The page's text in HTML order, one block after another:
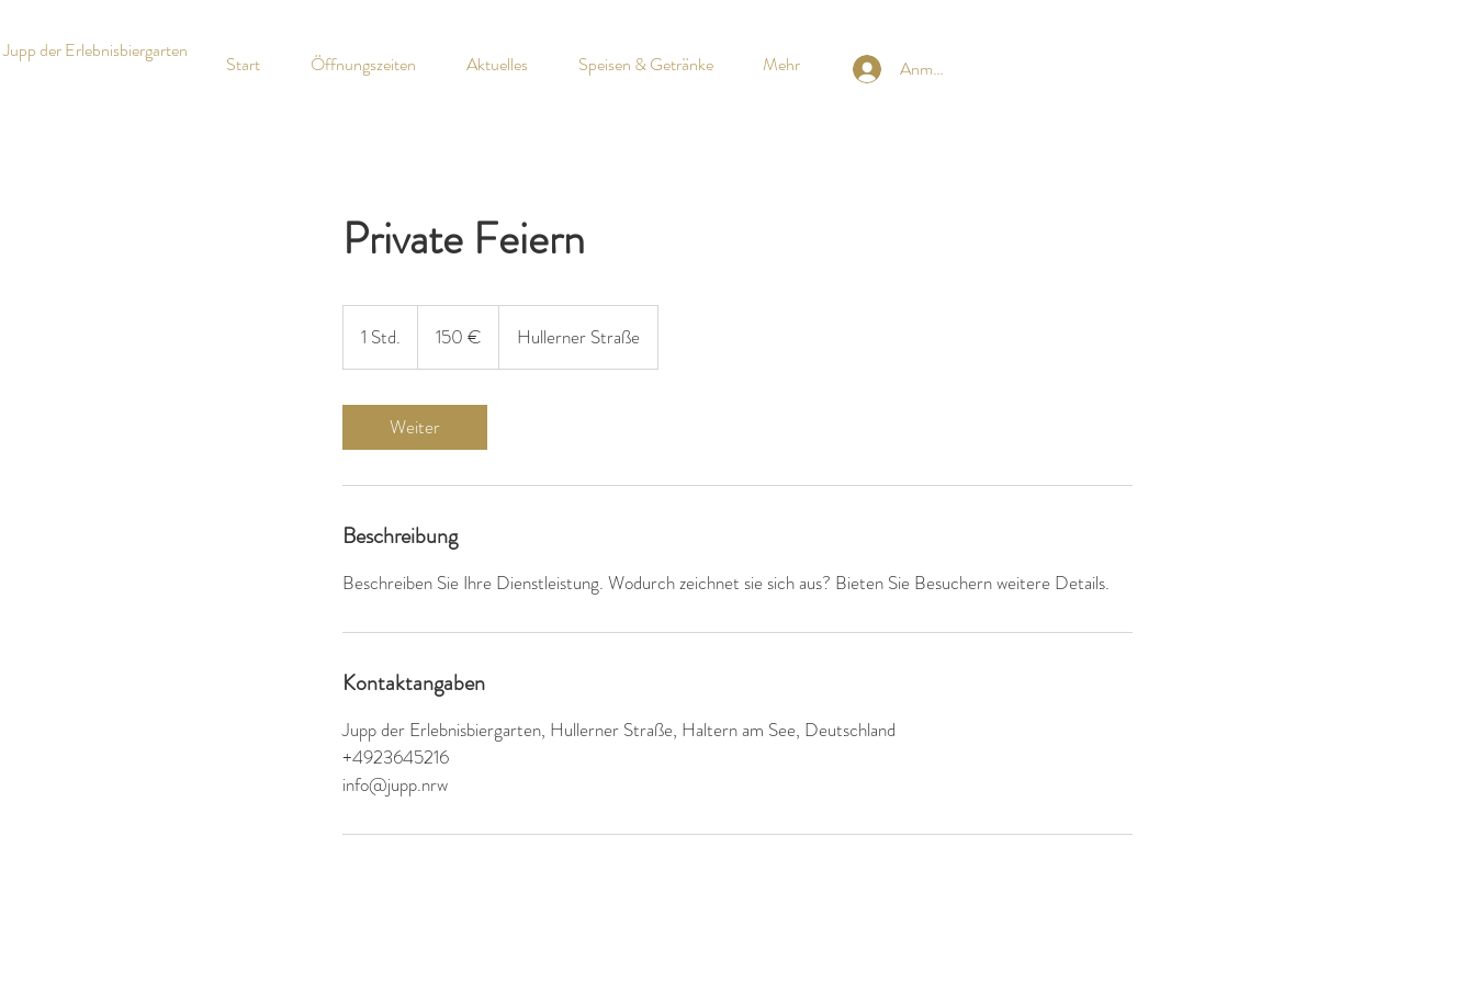
Jupp der Erlebnisbiergarten
Start Öffnungszeiten Aktuelles Speisen & Getränke Mehr Anmelden
Private Feiern
1 Std.
S
d
150 € Hullerner Straße
Weiter
Beschreibung
Beschreiben Sie Ihre Dienstleistung. Wodurch zeichnet sie sich aus? Bieten Sie Besuchern weitere Details.
Kontaktangaben
Jupp der Erlebnisbiergarten, Hullerner Straße, Haltern am See, Deutschland
+4923645216
info@jupp.nrw